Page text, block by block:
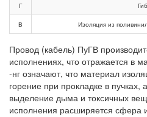
Г
В Изоляция из
Провод (кабель) ПуГВ
исполнениях, что отражается в
-нг означают, что материал
горение при прокладке в
выделение дыма и токсичных
исполнения расширяется сфера